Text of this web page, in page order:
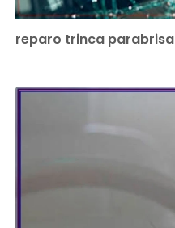
reparo trinca parabrisa